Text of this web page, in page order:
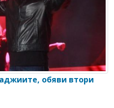
обяви втори